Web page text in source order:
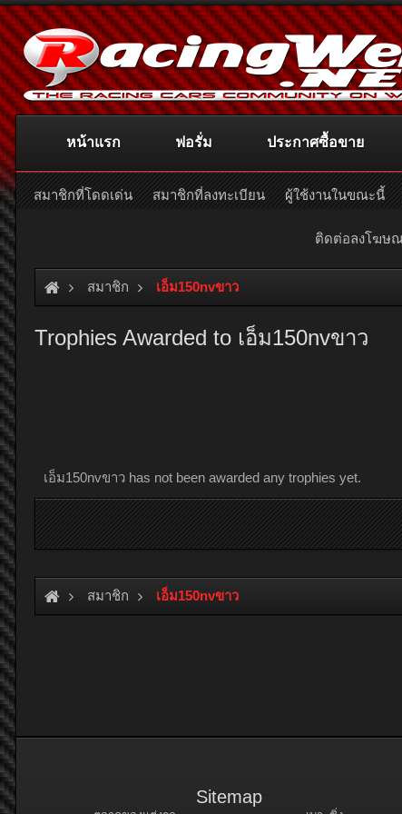
ติดต่อลงโฆษ
สมาชิก เอ็ม150nvขาว
Trophies Awarded to เอ็ม150nvขาว
เอ็ม150nvขาว has not been awarded any trophies yet.
สมาชิก เอ็ม150nvขาว
หน้าแรก ฟอรั่ม ประกาศซื้อขาย
สมาชิกที่โดดเด่น สมาชิกที่ลงทะเบียน ผู้ใช้งานในขณะนี้
Sitemap